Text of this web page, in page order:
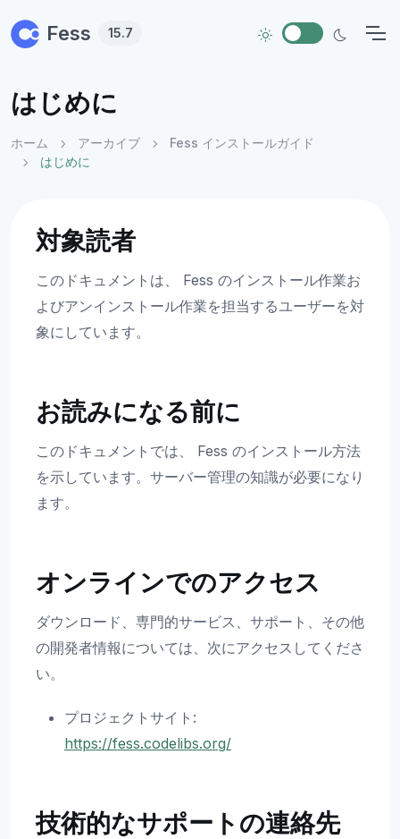
Fess 15.7
はじめに
ホーム アーカイブ
Fess インストールガイド
はじめに
対象読者
このドキュメントは、 Fess のインストール作業お
よびアンインストール作業を担当するユーザーを対
象にしています。
お読みになる前に
このドキュメントでは、 Fess のインストール方法
を示しています。サーバー管理の知識が必要になり
ます。
オンラインでのアクセス
ダウンロード、専門的サービス、サポート、その他
の開発者情報については、次にアクセスしてくださ
い。
プロジェクトサイト:
https://fess.codelibs.org/
技術的なサポートの連絡先